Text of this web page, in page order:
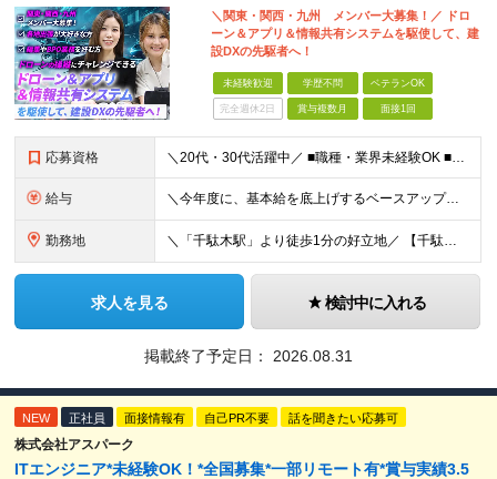
＼関東・関西・九州 メンバー大募集！／ ドロ
ーン＆アプリ＆情報共有システムを駆使して、建
設DXの先駆者へ！
未経験歓迎 学歴不問 ベテランOK
完全週休2日 賞与複数月 面接1回
応募資格 ＼20代・30代活躍中／ ■職種・業界未経験OK ■第二新卒歓迎 ■学歴不問 ＼こんな方にぴったりです／ ◎ドローン操縦、最新のガジェット、映像クリエイティブに興味がある方 ◎ゲームや機械をいじるの
給与 ＼今年度に、基本給を底上げするベースアップを実施！／ ◆月給23万～40万円＋賞与年2回＋交通費全額支給 ※経験・資格・能力等を考慮の上、当社規定により優遇します。 ※上記の金額に加えて、時間外手当
勤務地 ＼「千駄木駅」より徒歩1分の好立地／ 【千駄木営業所】 東京都文京区千駄木3-31-12 ワコーレ千駄木ビル4階 ☆他の拠点でも募集中！ 【関西営業所】 大阪府大阪市西区西本町1-7-21 ニシモト
求人を見る 検討中に入れる
掲載終了予定日： 2026.08.31
NEW 正社員 面接情報有 自己PR不要 話を聞きたい応募可
株式会社アスパーク
ITエンジニア*未経験OK！*全国募集*一部リモート有*賞与実績3.5